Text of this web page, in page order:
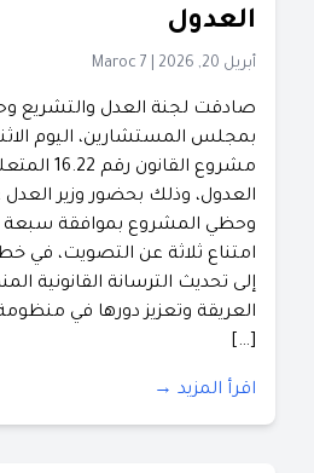
العدول
أبريل 20, 2026 Maroc 7
صادقت لجنة العدل والتشريع
بمجلس المستشارين، اليوم
مشروع
العدول، وذلك بحضور وزير
وحظي المشروع بموافقة
امتناع ثلاثة عن التصويت، في
إلى تحديث الترسانة القانونية
العريقة وتعزيز دورها في
[…]
اقرأ المزيد →